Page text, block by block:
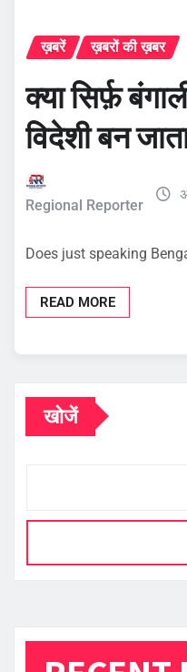
ख़बरें ख़बरों की ख़बर
क्या सिर्फ़
विदेशी बन
Regional Reporter
Does just speaking
READ MORE
खोजें